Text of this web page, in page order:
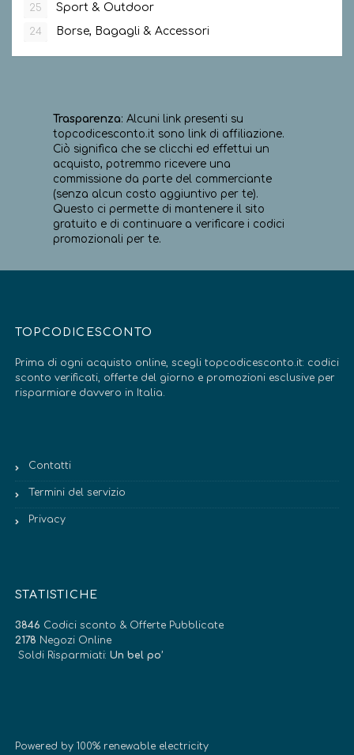
25 Sport & Outdoor
24 Borse, Bagagli & Accessori
Trasparenza: Alcuni link presenti su
topcodicesconto.it sono link di affiliazione.
Ciò significa che se clicchi ed effettui un
acquisto, potremmo ricevere una
commissione da parte del commerciante
(senza alcun costo aggiuntivo per te).
Questo ci permette di mantenere il sito
gratuito e di continuare a verificare i codici
promozionali per te.
TOPCODICESCONTO
Prima di ogni acquisto online, scegli topcodicesconto.it: codici
sconto verificati, offerte del giorno e promozioni esclusive per
risparmiare davvero in Italia.
Contatti
Termini del servizio
Privacy
STATISTICHE
3846 Codici sconto & Offerte Pubblicate
2178 Negozi Online
Soldi Risparmiati: Un bel po’
Powered by 100% renewable electricity